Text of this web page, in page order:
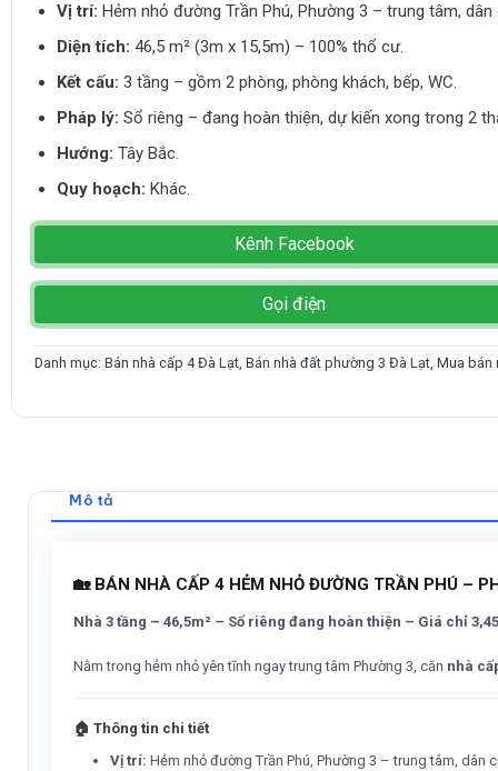
Vị trí: Hẻm nhỏ đường Trần Phú, Phường 3 – trung tâm, dân
Diện tích: 46,5 m² (3m x 15,5m) – 100% thổ cư.
Kết cấu: 3 tầng – gồm 2 phòng, phòng khách, bếp, WC.
Pháp lý: Sổ riêng – đang hoàn thiện, dự kiến xong trong 2
Hướng: Tây Bắc.
Quy hoạch: Khác.
Kênh Facebook
Gọi điện
Danh mục:Bán nhà cấp 4 Đà Lạt ,Bán nhà đất phường 3 Đà Lạt ,Mua bán
Mô tả
🏡 BÁN NHÀ CẤP 4 HẺM NHỎ ĐƯỜNG TRẦN PHÚ –
Nhà 3 tầng – 46,5m² – Sổ riêng đang hoàn thiện – Giá chỉ
Nằm trong hẻm nhỏ yên tĩnh ngay trung tâm Phường 3, căn nhà
🏠Thông tin chi tiết
Vị trí: Hẻm nhỏ đường Trần Phú, Phường 3 – trung tâm, dân